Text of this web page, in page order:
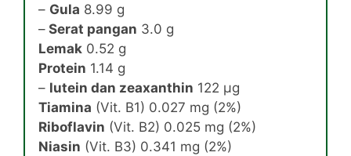
– Gula 8.99 g
– Serat pangan 3.0 g
Lemak 0.52 g
Protein 1.14 g
– lutein dan zeaxanthin 122 μg
Tiamina (Vit. B1) 0.027 mg (2%)
Riboflavin (Vit. B2) 0.025 mg (2%)
Niasin (Vit. B3) 0.341 mg (2%)